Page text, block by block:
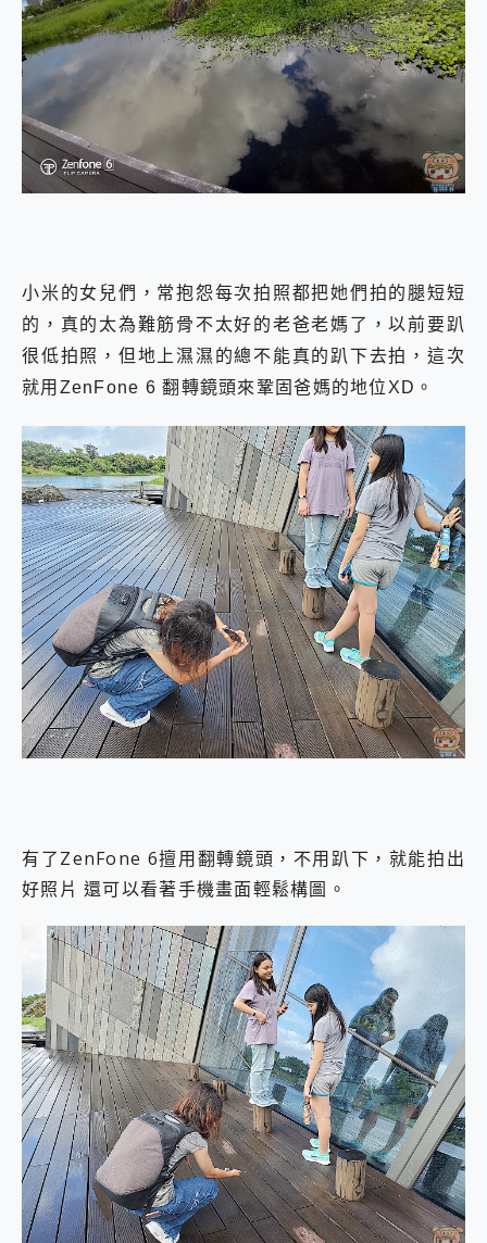
小米的女兒們，常抱怨每次拍照都把她們拍的腿短短
的，真的太為難筋骨不太好的老爸老媽了，以前要趴
很低拍照，但地上濕濕的總不能真的趴下去拍，這次
就用ZenFone 6 翻轉鏡頭來鞏固爸媽的地位XD。
有了ZenFone 6擅用翻轉鏡頭，不用趴下，就能拍出
好照片 還可以看著手機畫面輕鬆構圖。